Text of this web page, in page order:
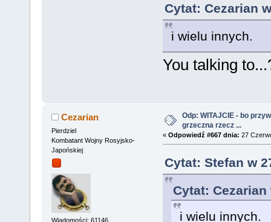
Cytat: Cezarian
i wielu innych.
You talking
Cezarian
Pierdziel
Kombatant Wojny Rosyjsko-
Japońskiej
Wiadomości: 61146
Odp: WITAJCIE - bo
grzeczna rzecz ...
« Odpowiedź #667 dnia: 27
Cytat: Stefan w
Cytat: Cezarian
i wielu innych.